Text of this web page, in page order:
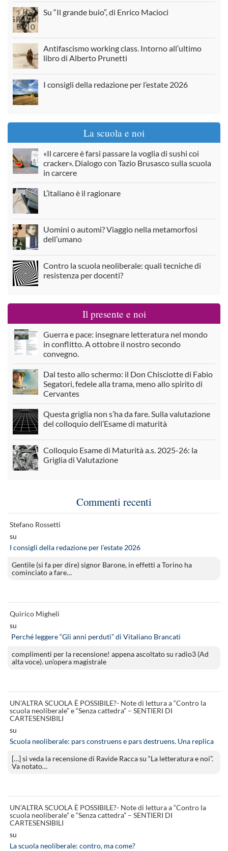
Su “Il grande buio”, di Enrico Macioci
Antifascismo working class. Intorno all’ultimo
libro di Alberto Prunetti
I consigli della redazione per l’estate 2026
La scuola e noi
«Il carcere è farsi passare la voglia di sushi coi
cracker». Dialogo con Tazio Brusasco sulla scuola
in carcere
L’italiano è il ragionare
Uomini o automi? Viaggio nella metamorfosi
dell’umano
Contro la scuola neoliberale: quali tecniche di
resistenza per docenti?
Il presente e noi
Guerra e pace: insegnare letteratura nel mondo
in conflitto. A ottobre il nostro secondo
convegno.
Dal testo allo schermo: il Don Chisciotte di Fabio
Segatori, fedele alla trama, meno allo spirito di
Cervantes
Questa griglia non s’ha da fare. Sulla valutazione
del colloquio dell’Esame di maturità
Colloquio Esame di Maturità a.s. 2025-26: la
Griglia di Valutazione
Commenti recenti
Stefano Rossetti
su
I consigli della redazione per l’estate 2026
Gentile (si fa per dire) signor Barone, in effetti a Torino ha
cominciato a fare…
Quirico Migheli
su
Perché leggere “Gli anni perduti” di Vitaliano Brancati
complimenti per la recensione! appena ascoltato su radio3 (Ad
alta voce). un’opera magistrale
UN’ALTRA SCUOLA È POSSIBILE?- Note di lettura a “Contro la
scuola neoliberale” e “Senza cattedra” – SENTIERI DI
CARTESENSIBILI
su
Scuola neoliberale: pars construens e pars destruens. Una replica
[…] si veda la recensione di Ravide Racca su “La letteratura e noi”.
Va notato…
UN’ALTRA SCUOLA È POSSIBILE?- Note di lettura a “Contro la
scuola neoliberale” e “Senza cattedra” – SENTIERI DI
CARTESENSIBILI
su
La scuola neoliberale: contro, ma come?